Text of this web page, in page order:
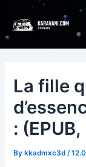
content
La fille
: (EPUB,
Bykkadmxc3d /
navigation